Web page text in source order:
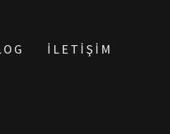
İLETIŞIM